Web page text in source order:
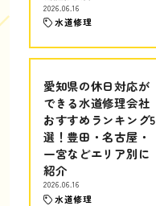
2026.06.16
水道修理
愛知県の休日対応が
できる水道修理会社
おすすめランキング5
選！豊田・名古屋・
一宮などエリア別に
紹介
2026.06.16
水道修理